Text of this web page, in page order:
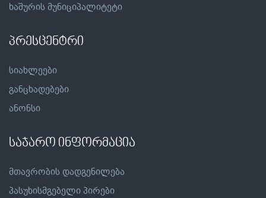
ხაშურის მუნიციპალიტეტი
პრესცენტრი
სიახლეები
განცხადებები
ანონსი
საჯარო ინფორმაცია
მთავრობის დადგენილება
პასუხისმგებელი პირები